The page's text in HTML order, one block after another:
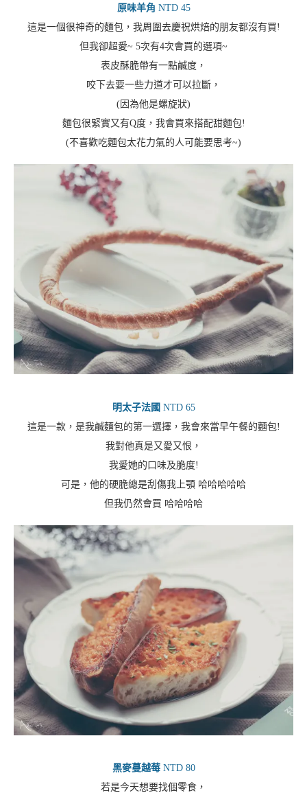
原味羊角 NTD 45
這是一個很神奇的麵包，我周圍去慶祝烘焙的朋友都沒有買!
但我卻超愛~ 5次有4次會買的選項~
表皮酥脆帶有一點鹹度，
咬下去要一些力道才可以拉斷，
(因為他是螺旋狀)
麵包很緊實又有Q度，我會買來搭配甜麵包!
(不喜歡吃麵包太花力氣的人可能要思考~)
明太子法國 NTD 65
這是一款，是我鹹麵包的第一選擇，我會來當早午餐的麵包!
我對他真是又愛又恨，
我愛她的口味及脆度!
可是，他的硬脆總是刮傷我上顎 哈哈哈哈哈
但我仍然會買 哈哈哈哈
黑麥蔓越莓 NTD 80
若是今天想要找個零食，